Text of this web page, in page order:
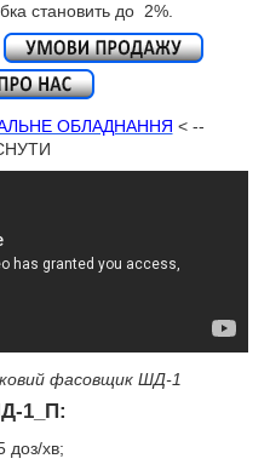
становить до 2%.
ОБЛАДНАННЯ < --
фасовщик ШД-1
1_П:
доз/хв;